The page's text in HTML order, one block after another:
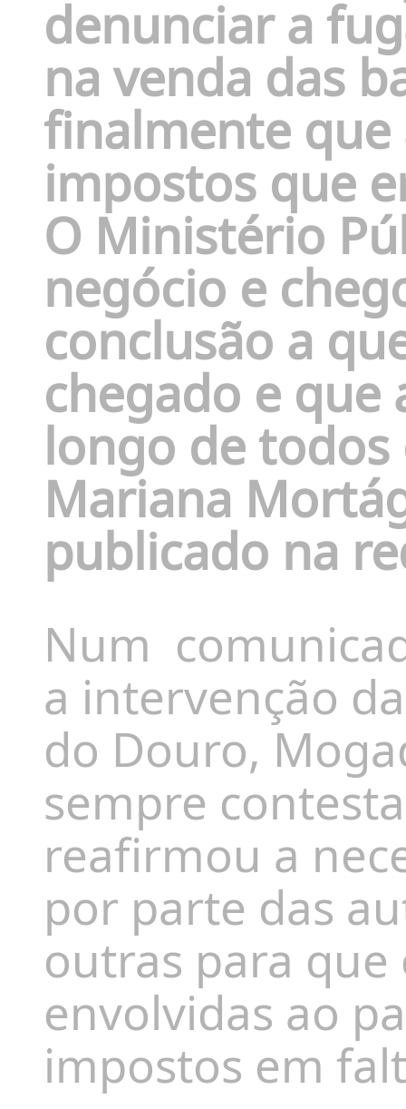
denunciar a
na venda das
finalmente que
impostos que
O Ministério
negócio e
conclusão a
chegado e
longo de
Mariana
publicado na
Num
a intervenção
do Douro,
sempre
reafirmou a
por parte das
outras para
envolvidas ao
impostos em